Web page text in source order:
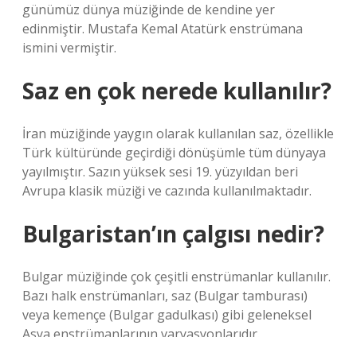
günümüz dünya müziğinde de kendine yer
edinmiştir. Mustafa Kemal Atatürk enstrümana
ismini vermiştir.
Saz en çok nerede kullanılır?
İran müziğinde yaygın olarak kullanılan saz, özellikle
Türk kültüründe geçirdiği dönüşümle tüm dünyaya
yayılmıştır. Sazın yüksek sesi 19. yüzyıldan beri
Avrupa klasik müziği ve cazında kullanılmaktadır.
Bulgaristan’ın çalgısı nedir?
Bulgar müziğinde çok çeşitli enstrümanlar kullanılır.
Bazı halk enstrümanları, saz (Bulgar tamburası)
veya kemençe (Bulgar gadulkası) gibi geleneksel